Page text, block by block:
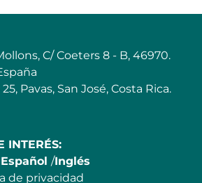
C/ Coeters 8 - B, 46970.
Pavas, San José, Costa Rica.
INTERÉS:
Español /Inglés
de privacidad